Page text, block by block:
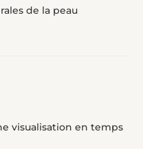
de la peau
visualisation en temps